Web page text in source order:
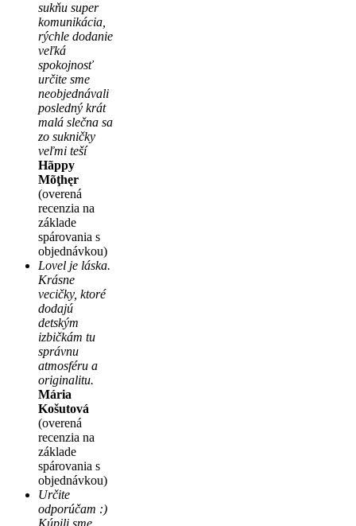
sukňu super
komunikácia,
rýchle dodanie
veľká
spokojnosť
určite sme
neobjednávali
posledný krát
malá slečna sa
zo sukničky
veľmi teší
Hãppy
Mõţhęr
(overená
recenzia na
základe
spárovania s
objednávkou)
Lovel je láska.
Krásne
vecičky, ktoré
dodajú
detským
izbičkám tu
správnu
atmosféru a
originalitu.
Mária
Košutová
(overená
recenzia na
základe
spárovania s
objednávkou)
Určite
odporúčam :)
Kúpili sme